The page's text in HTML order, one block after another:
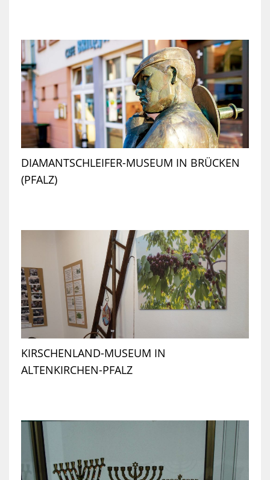
DIAMANTSCHLEIFER-MUSEUM IN BRÜCKEN
(PFALZ)
KIRSCHENLAND-MUSEUM IN
ALTENKIRCHEN-PFALZ